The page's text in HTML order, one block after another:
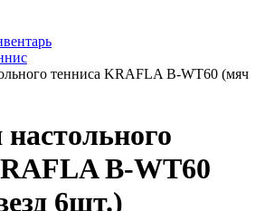
тенниса KRAFLA B-WT60 (мяч
B-WT60
6шт.)